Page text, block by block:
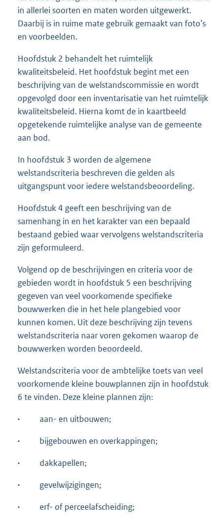
in allerlei soorten en maten worden uitgewerkt.
Daarbij is in ruime mate gebruik gemaakt van foto’s
en voorbeelden.
Hoofdstuk 2 behandelt het ruimtelijk
kwaliteitsbeleid. Het hoofdstuk begint met een
beschrijving van de welstandscommissie en wordt
opgevolgd door een inventarisatie van het ruimtelijk
kwaliteitsbeleid. Hierna komt de in kaartbeeld
opgetekende ruimtelijke analyse van de gemeente
aan bod.
In hoofdstuk 3 worden de algemene
welstandscriteria beschreven die gelden als
uitgangspunt voor iedere welstandsbeoordeling.
Hoofdstuk 4 geeft een beschrijving van de
samenhang in en het karakter van een bepaald
bestaand gebied waar vervolgens welstandscriteria
zijn geformuleerd.
Volgend op de beschrijvingen en criteria voor de
gebieden wordt in hoofdstuk 5 een beschrijving
gegeven van veel voorkomende specifieke
bouwwerken die in het hele plangebied voor
kunnen komen. Uit deze beschrijving zijn tevens
welstandscriteria naar voren gekomen waarop de
bouwwerken worden beoordeeld.
Welstandscriteria voor de ambtelijke toets van veel
voorkomende kleine bouwplannen zijn in hoofdstuk
6 te vinden. Deze kleine plannen zijn:
· aan- en uitbouwen;
· bijgebouwen en overkappingen;
· dakkapellen;
· gevelwijzigingen;
· erf- of perceelafscheiding;